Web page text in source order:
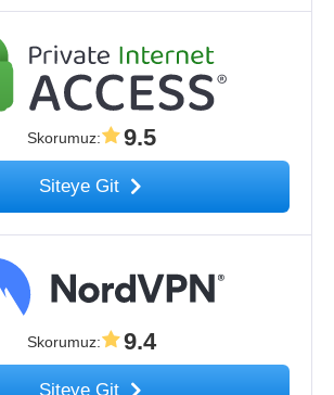
Skorumuz: 9.5
Siteye Git
Skorumuz: 9.4
Siteye Git